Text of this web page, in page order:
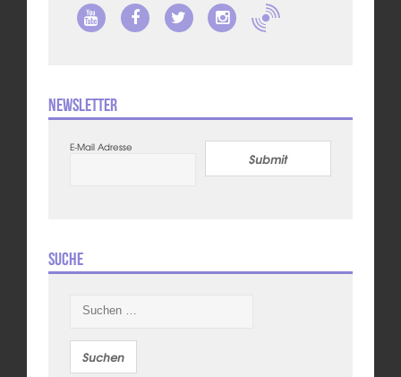
Newsletter
E-Mail Adresse
Submit
Suche
nach: